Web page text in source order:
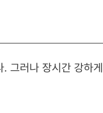
. 그러나 장시간 강하